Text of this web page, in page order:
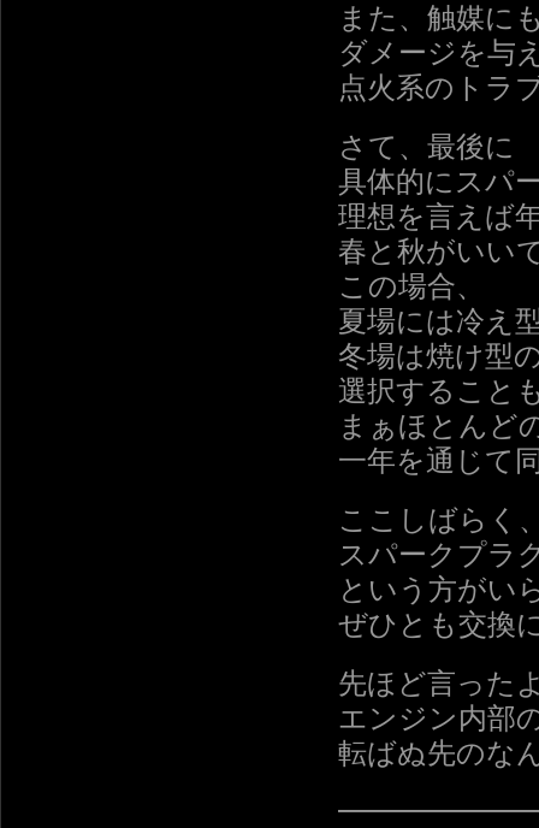
また、触媒に
ダメージを与
点火系のトラ
さて、最後に
具体的にスパ
理想を言えば
春と秋がいい
この場合、
夏場には冷え
冬場は焼け型
選択すること
まぁほとんど
一年を通じて
ここしばらく
スパークプラ
という方がい
ぜひとも交換
先ほど言った
エンジン内部
転ばぬ先のな